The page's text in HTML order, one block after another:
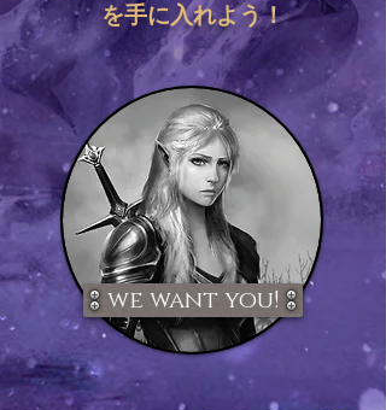
を手に入れよう！
we want you!